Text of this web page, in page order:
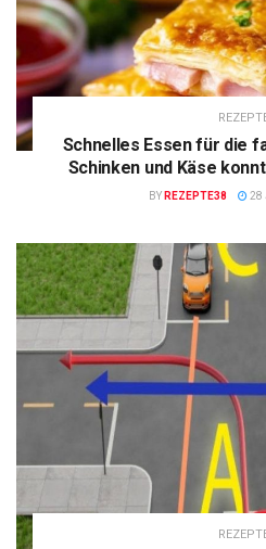
Schnelles Essen für die
Schinken und Käse
BY REZEPTE38 28